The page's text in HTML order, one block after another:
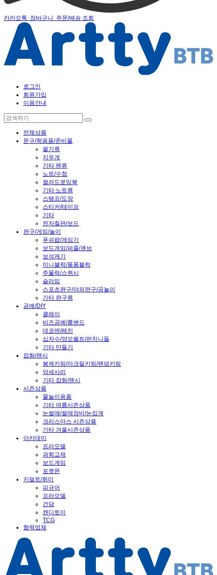
카카오톡 장바구니 주문/배송 조회
로그인
회원가입
이용안내
전체상품
문구/학용품/준비물
필기류
지우개
기타 펜류
노트/수첩
컬러드로잉북
기타 노트류
스탬프/도장
스티커/테이프
기타
전자칠판/보드
완구/게임/놀이
푸쉬팝/게임기
보드게임/퍼즐/큐브
보석캐기
미니블럭/폼폼블럭
주물럭/스퀴시
슬라임
스포츠완구/야외완구/공놀이
기타 완구류
공예/DIY
클레이
비즈공예/룸밴드
데코덴/레진
십자수/양모펠트/펀치니들
기타 만들기
잡화/팬시
봉제키링/아크릴키링/랜덤키링
악세사리
기타 잡화/팬시
시즌상품
물놀이용품
기타 여름시즌상품
눈썰매/썰매장비/눈집게
크리스마스 시즌상품
기타 겨울시즌상품
아카데미
프라모델
과학교재
보드게임
포켓몬
키덜트/취미
피규어
프라모델
건담
캔디토이
TCG
협력업체